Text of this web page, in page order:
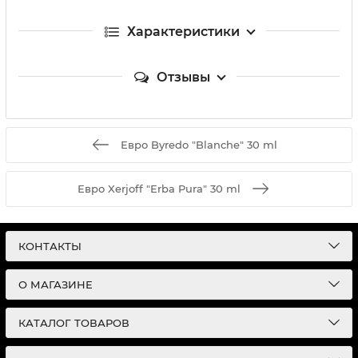
Характеристики
Отзывы
Евро Byredo "Blanche" 30 ml
Евро Xerjoff "Erba Pura" 30 ml
КОНТАКТЫ
О МАГАЗИНЕ
КАТАЛОГ ТОВАРОВ